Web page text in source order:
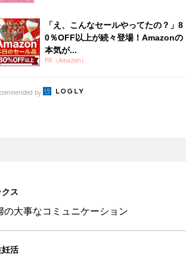
「え、こんなセールやってたの？」8
0％OFF以上が続々登場！Amazonの
本気が...
PR（Amazon）
by
ス
の大事なコミュニケーション
妊活